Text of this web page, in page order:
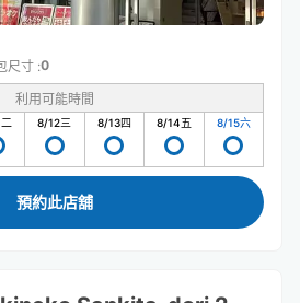
尺寸 :0
利用可能時間
二 8/12三 8/13四 8/14五 8/15六
預約此店舖